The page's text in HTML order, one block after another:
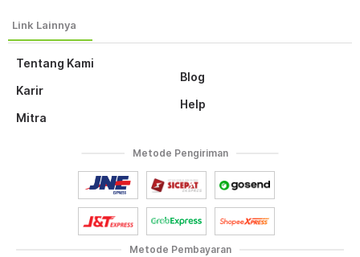
Tentang Kami
Karir
Mitra
Blog
Help
Metode Pembayaran
Metode Pengiriman